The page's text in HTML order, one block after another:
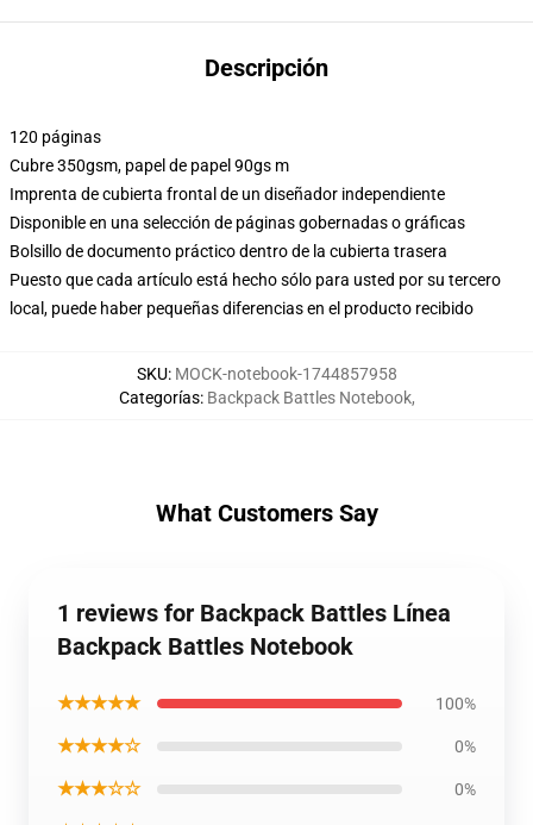
Descripción
120 páginas
Cubre 350gsm, papel de papel 90gs m
Imprenta de cubierta frontal de un diseñador independiente
Disponible en una selección de páginas gobernadas o gráficas
Bolsillo de documento práctico dentro de la cubierta trasera
Puesto que cada artículo está hecho sólo para usted por su tercero
local, puede haber pequeñas diferencias en el producto recibido
SKU: MOCK-notebook-1744857958
Categorías: Backpack Battles Notebook,
What Customers Say
1 reviews for Backpack Battles Línea
Backpack Battles Notebook
★★★★★ 100%
★★★★☆ 0%
★★★☆☆ 0%